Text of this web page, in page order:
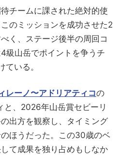
チームに課された絶対的使
のミッションを成功させた2
く、ステージ後半の周回コ
級山岳でポイントを争うチ
ている。
レーノ〜アドリアティコの
と、2026年山岳賞セビーリ
出方を観察し、タイミング
ほうだった。この30歳のベ
て成果を独り占めもしなか